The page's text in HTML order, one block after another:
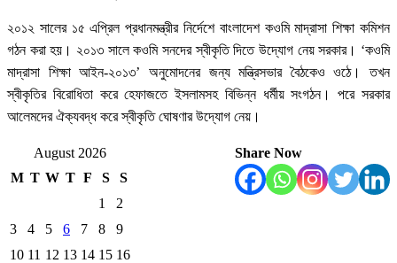
২০১২ সালের ১৫ এপ্রিল প্রধানমন্ত্রীর নির্দেশে বাংলাদেশ কওমি মাদ্রাসা শিক্ষা কমিশন
গঠন করা হয়। ২০১৩ সালে কওমি সনদের স্বীকৃতি দিতে উদ্যোগ নেয় সরকার। ‘কওমি
মাদ্রাসা শিক্ষা আইন-২০১৩’ অনুমোদনের জন্য মন্ত্রিসভার বৈঠকেও ওঠে। তখন
স্বীকৃতির বিরোধিতা করে হেফাজতে ইসলামসহ বিভিন্ন ধর্মীয় সংগঠন। পরে সরকার
আলেমদের ঐক্যবদ্ধ করে স্বীকৃতি ঘোষণার উদ্যোগ নেয়।
Share Now
August 2026
M T W T F S
S
1
2
3
4 5 6 7 8
9
10 11 12 13 14 15 16